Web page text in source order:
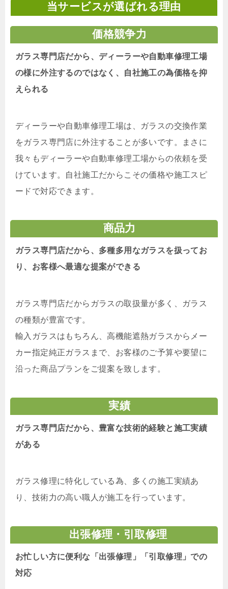
当サービスが選ばれる理由
価格競争力
ガラス専門店だから、ディーラーや自動車修理工場
の様に外注するのではなく、自社施工の為価格を抑
えられる
ディーラーや自動車修理工場は、ガラスの交換作業
をガラス専門店に外注することが多いです。まさに
我々もディーラーや自動車修理工場からの依頼を受
けています。自社施工だからこその価格や施工スピ
ードで対応できます。
商品力
ガラス専門店だから、多種多用なガラスを扱ってお
り、お客様へ最適な提案ができる
ガラス専門店だからガラスの取扱量が多く、ガラス
の種類が豊富です。
輸入ガラスはもちろん、高機能遮熱ガラスからメー
カー指定純正ガラスまで、お客様のご予算や要望に
沿った商品プランをご提案を致します。
実績
ガラス専門店だから、豊富な技術的経験と施工実績
がある
ガラス修理に特化している為、多くの施工実績あ
り、技術力の高い職人が施工を行っています。
出張修理・引取修理
お忙しい方に便利な「出張修理」「引取修理」での
対応